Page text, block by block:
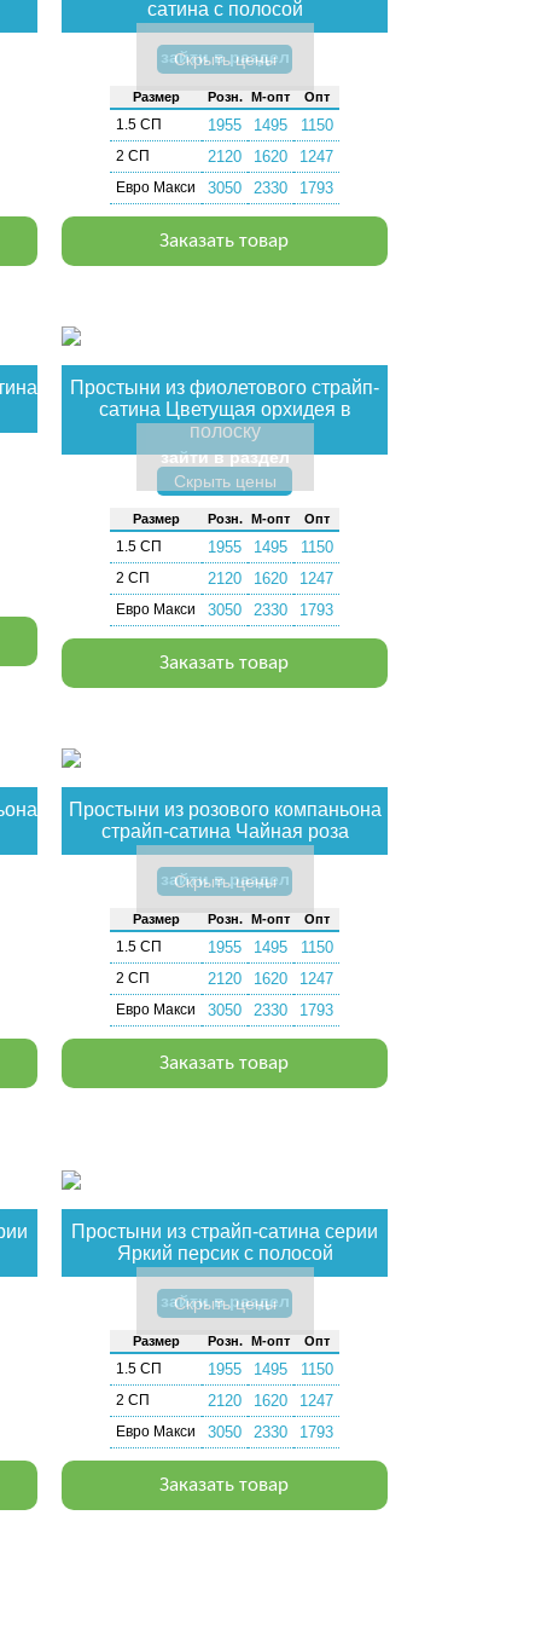
сатина с полосой
зайти в раздел
Скрыть цены
Раз­мер Розн. М-опт Опт
1.5 СП 1955 1495 1150
2 СП 2120 1620 1247
Евро Макси 3050 2330 1793
Заказать товар
Простыни из фиолетового страйп-
сатина Цветущая орхидея в
полоску
зайти в раздел
Скрыть цены
Раз­мер Розн. М-опт Опт
1.5 СП 1955 1495 1150
2 СП 2120 1620 1247
Евро Макси 3050 2330 1793
Заказать товар
Простыни из розового компаньона
страйп-сатина Чайная роза
зайти в раздел
Скрыть цены
Раз­мер Розн. М-опт Опт
1.5 СП 1955 1495 1150
2 СП 2120 1620 1247
Евро Макси 3050 2330 1793
Заказать товар
Простыни из страйп-сатина серии
Яркий персик с полосой
зайти в раздел
Скрыть цены
Раз­мер Розн. М-опт Опт
1.5 СП 1955 1495 1150
2 СП 2120 1620 1247
Евро Макси 3050 2330 1793
Заказать товар